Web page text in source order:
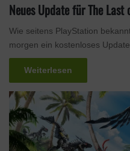
Neues Update für The
Wie seitens PlayStation
morgen ein kostenloses
Weiterlesen